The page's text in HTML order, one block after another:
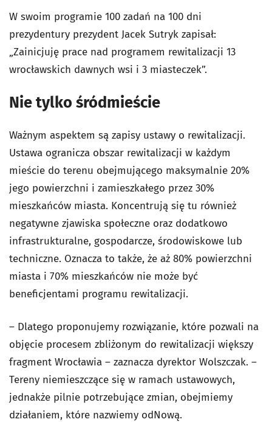
W swoim programie 100 zadań na 100 dni
prezydentury prezydent Jacek Sutryk zapisał:
„Zainicjuję prace nad programem rewitalizacji 13
wrocławskich dawnych wsi i 3 miasteczek”.
Nie tylko śródmieście
Ważnym aspektem są zapisy ustawy o rewitalizacji.
Ustawa ogranicza obszar rewitalizacji w każdym
mieście do terenu obejmującego maksymalnie 20%
jego powierzchni i zamieszkałego przez 30%
mieszkańców miasta. Koncentrują się tu również
negatywne zjawiska społeczne oraz dodatkowo
infrastrukturalne, gospodarcze, środowiskowe lub
techniczne. Oznacza to także, że aż 80% powierzchni
miasta i 70% mieszkańców nie może być
beneficjentami programu rewitalizacji.
– Dlatego proponujemy rozwiązanie, które pozwali na
objęcie procesem zbliżonym do rewitalizacji większy
fragment Wrocławia – zaznacza dyrektor Wolszczak. –
Tereny niemieszczące się w ramach ustawowych,
jednakże pilnie potrzebujące zmian, obejmiemy
działaniem, które nazwiemy odNową.